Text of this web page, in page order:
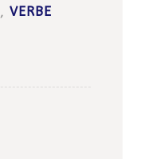
,VERBE